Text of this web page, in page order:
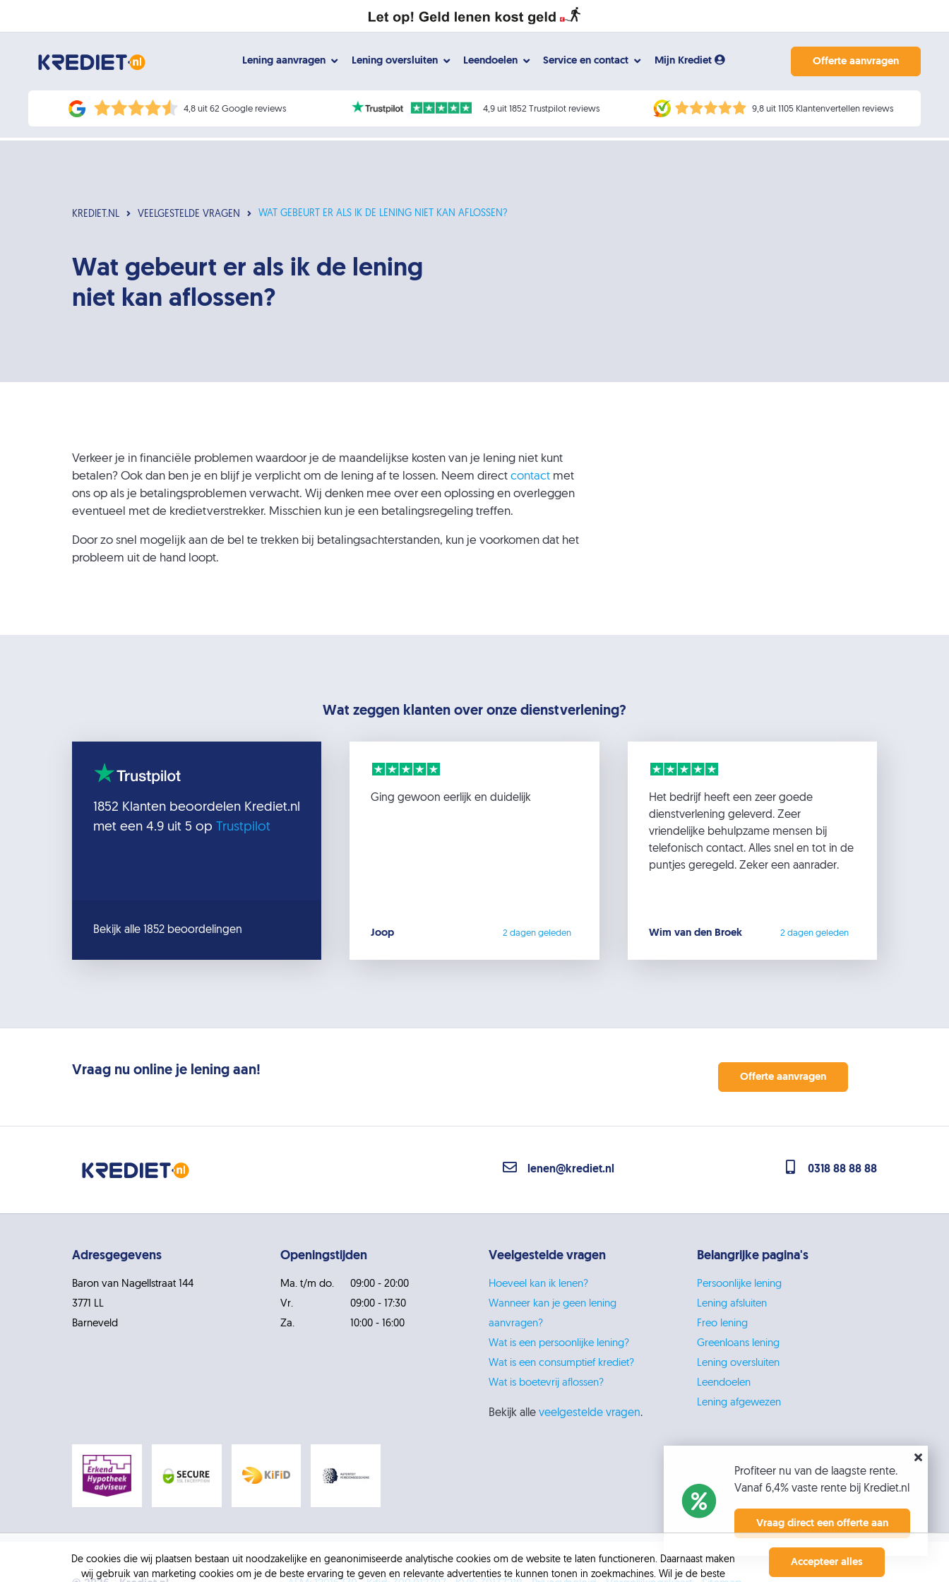
Lening aanvragen Lening oversluiten Leendoelen Service en contact Mijn Krediet Offerte aanvragen
4,8 uit 62 Google reviews 4,9 uit 1852 Trustpilot reviews 9,8 uit 1105 Klantenvertellen reviews
KREDIET.NL VEELGESTELDE VRAGEN WAT GEBEURT ER ALS IK DE LENING NIET KAN AFLOSSEN?
Wat gebeurt er als ik de lening
niet kan aflossen?
Verkeer je in financiële problemen waardoor je de maandelijkse kosten van je lening niet kunt
betalen? Ook dan ben je en blijf je verplicht om de lening af te lossen. Neem direct contact met
ons op als je betalingsproblemen verwacht. Wij denken mee over een oplossing en overleggen
eventueel met de kredietverstrekker. Misschien kun je een betalingsregeling treffen.
Door zo snel mogelijk aan de bel te trekken bij betalingsachterstanden, kun je voorkomen dat het
probleem uit de hand loopt.
Wat zeggen klanten over onze dienstverlening?
1852 Klanten beoordelen Krediet.nl
met een 4.9 uit 5 op Trustpilot
Bekijk alle 1852 beoordelingen
Ging gewoon eerlijk en duidelijk
Joop 2 dagen geleden
Het bedrijf heeft een zeer goede
dienstverlening geleverd. Zeer
vriendelijke behulpzame mensen bij
telefonisch contact. Alles snel en tot in de
puntjes geregeld. Zeker een aanrader.
Wim van den Broek 2 dagen geleden
Vraag nu online je lening aan! Offerte aanvragen
lenen@krediet.nl 0318 88 88 88
Adresgegevens
Baron van Nagellstraat 144
3771 LL
Barneveld
Openingstijden
Ma. t/m do.
09:00 - 20:00
Vr.
09:00 - 17:30
Za.
10:00 - 16:00
Veelgestelde vragen
Hoeveel kan ik lenen?
Wanneer kan je geen lening
aanvragen?
Wat is een persoonlijke lening?
Wat is een consumptief krediet?
Wat is boetevrij aflossen?
Bekijk alle veelgestelde vragen.
Belangrijke pagina's
Persoonlijke lening
Lening afsluiten
Freo lening
Greenloans lening
Lening oversluiten
Leendoelen
Lening afgewezen
De cookies die wij plaatsen bestaan uit noodzakelijke en geanonimiseerde analytische cookies om de website te laten functioneren. Daarnaast maken
wij gebruik van marketing cookies om je de beste ervaring te geven en relevante advertenties te kunnen tonen in zoekmachines. Wil je de beste
Accepteer alles
Profiteer nu van de laagste rente.
Vanaf 6,4% vaste rente bij Krediet.nl
Vraag direct een offerte aan